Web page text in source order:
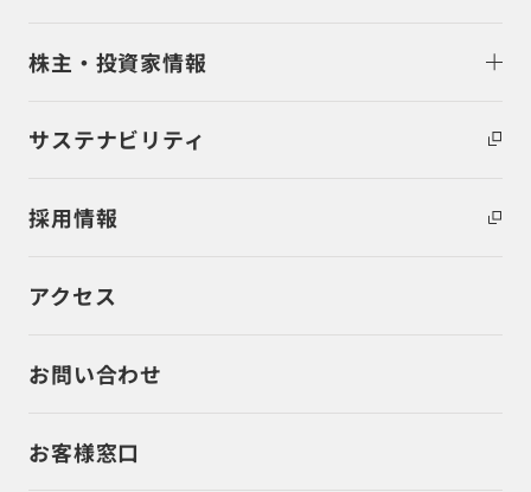
株主・投資家情報
サステナビリティ
採用情報
アクセス
お問い合わせ
お客様窓口